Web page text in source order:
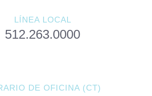
LÍNEA LOCAL
512.263.0000
DE OFICINA (CT)